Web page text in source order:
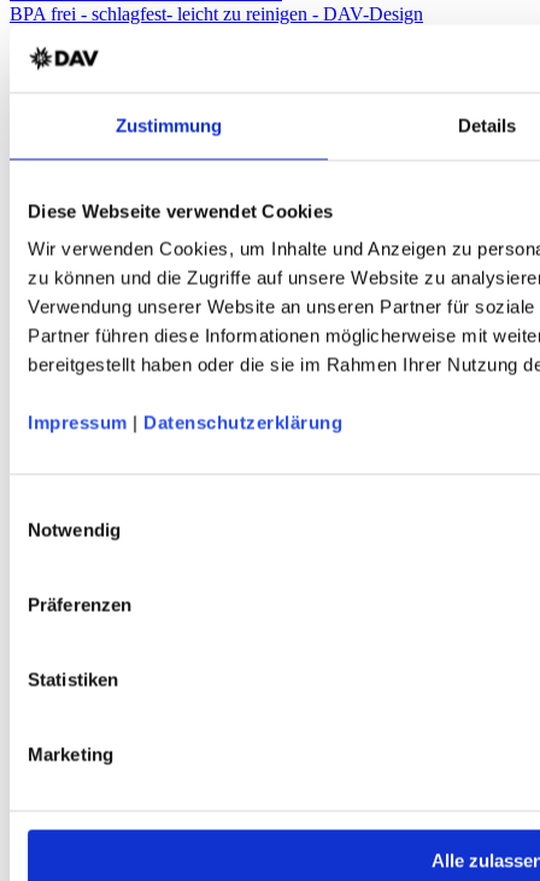
Zustimmung Details
Diese Webseite verwendet Cookies
Wir verwenden Cookies, um Inhalte und Anzeigen zu
zu können und die Zugriffe auf unsere Website zu
Verwendung unserer Website an unseren Partner für
Partner führen diese Informationen möglicherweise mit
bereitgestellt haben oder die sie im Rahmen Ihrer Nutzung
Impressum | Datenschutzerklärung
Notwendig
Präferenzen
Statistiken
Marketing
Alle
BPA frei - schlagfest- leicht zu reinigen - DAV-Design
DAV Bergmotiv Emaille-Becher
0,33 l Volumen - Berg DAV-Design
Service
Newsletter
Nachhaltigkeit
Versandkosten
Erklärung zur Barrierefreiheit
WIDERRUF ERKLÄREN